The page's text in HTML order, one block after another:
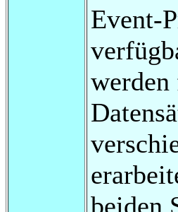
Event-
werden
beiden